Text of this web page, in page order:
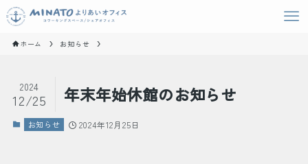
ホーム お知らせ
年末年始休館のお知らせ
2024
12/25
お知らせ 2024年12月25日